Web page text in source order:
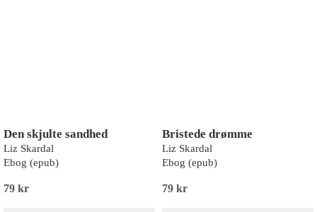
Den skjulte sandhed
Liz Skardal
Ebog (epub)
79 kr
Bristede drømme
Liz Skardal
Ebog (epub)
79 kr